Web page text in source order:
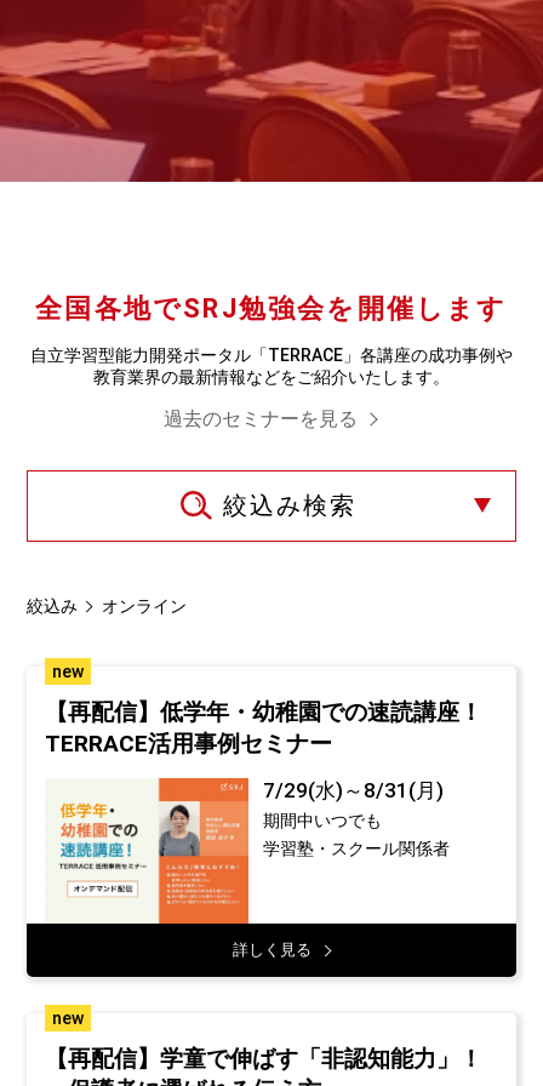
全国各地でSRJ勉強会を開催します
自立学習型能力開発ポータル「TERRACE」各講座の成功事例や
教育業界の最新情報などをご紹介いたします。
過去のセミナーを見る
絞込み検索
絞込み オンライン
new
【再配信】低学年・幼稚園での速読講座！
TERRACE活用事例セミナー
7/29(水)～8/31(月)
期間中いつでも
学習塾・スクール関係者
詳しく見る
new
【再配信】学童で伸ばす「非認知能力」！